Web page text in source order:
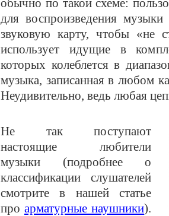
обычно по такой схеме:
для воспроизведения
звуковую карту, чтобы «не
использует идущие в
которых колеблется в
музыка, записанная в любом
Неудивительно, ведь любая
Не так поступают
настоящие любители
музыки (подробнее о
классификации слушателей
смотрите в нашей статье
про арматурные наушники).